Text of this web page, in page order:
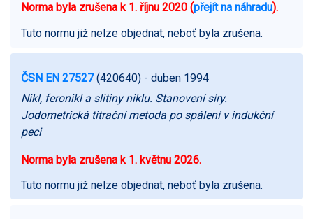
Norma byla zrušena k 1. říjnu 2020 (přejít na náhradu).
Tuto normu již nelze objednat, neboť byla zrušena.
ČSN EN 27527(420640) - duben 1994
Nikl, feronikl a slitiny niklu. Stanovení síry.
Jodometrická titrační metoda po spálení v indukční
peci
Norma byla zrušena k 1. květnu 2026.
Tuto normu již nelze objednat, neboť byla zrušena.